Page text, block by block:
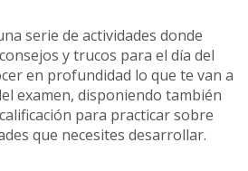
serie de actividades donde
y trucos para el día del
en profundidad lo que te van a
examen, disponiendo también
para practicar sobre
que necesites desarrollar.